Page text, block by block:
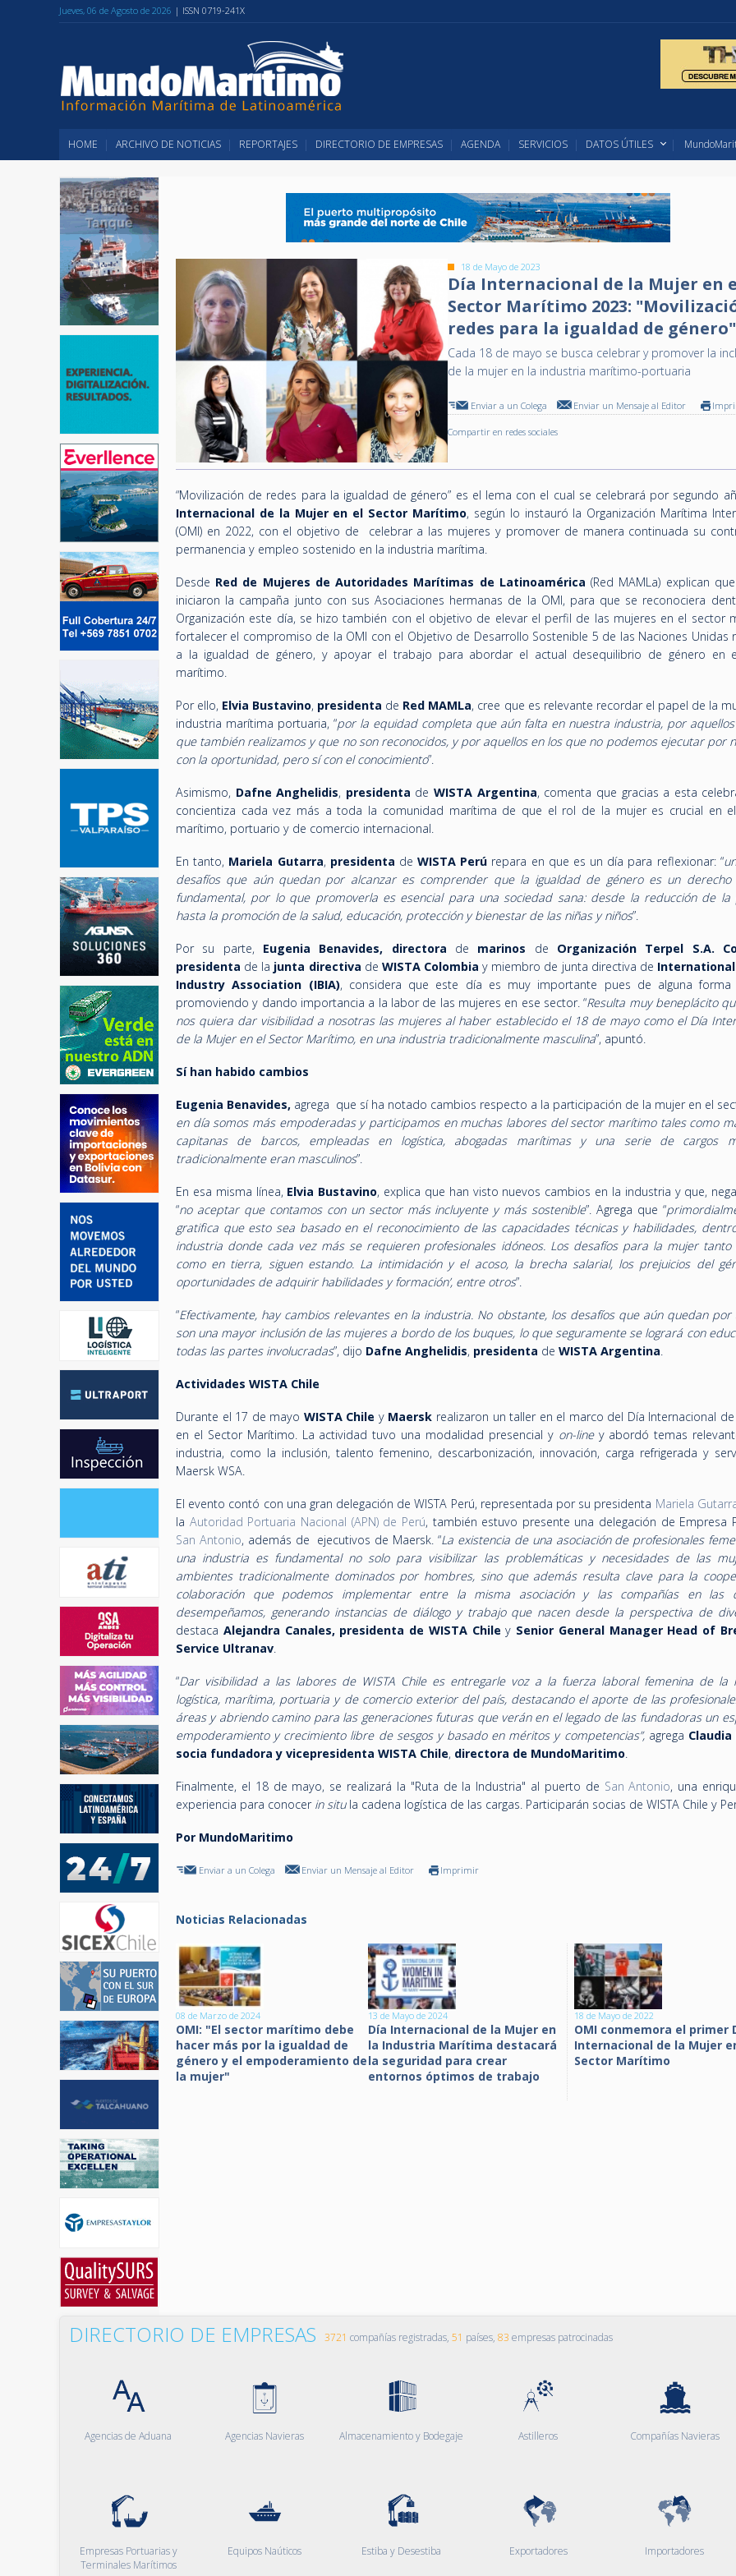
Jueves, 06 de Agosto de 2026 | ISSN 0719-241X
HOME ARCHIVO DE NOTICIAS REPORTAJES DIRECTORIO DE EMPRESAS AGENDA SERVICIOS DATOS ÚTILES
18 de Mayo de 2023
Día Internacional de la Mujer en
Sector Marítimo 2023:
redes para la igualdad de género"
Cada 18 de mayo se busca celebrar y promover la
de la mujer en la industria marítimo-portuaria
Enviar a un Colega Enviar un Mensaje al Editor
Compartir en redes sociales
“Movilización de redes para la igualdad de género” es el lema con el cual se celebrará por segundo
Internacional de la Mujer en el Sector Marítimo, según lo instauró la Organización Marítima
(OMI) en 2022, con el objetivo de celebrar a las mujeres y promover de manera continuada su
permanencia y empleo sostenido en la industria marítima.
Desde Red de Mujeres de Autoridades Marítimas de Latinoamérica (Red MAMLa) explican
iniciaron la campaña junto con sus Asociaciones hermanas de la OMI, para que se reconociera
Organización este día, se hizo también con el objetivo de elevar el perfil de las mujeres en el sector
fortalecer el compromiso de la OMI con el Objetivo de Desarrollo Sostenible 5 de las Naciones Unidas
a la igualdad de género, y apoyar el trabajo para abordar el actual desequilibrio de género en
marítimo.
Por ello, Elvia Bustavino, presidenta de Red MAMLa, cree que es relevante recordar el papel de la
industria marítima portuaria, “por la equidad completa que aún falta en nuestra industria, por
que también realizamos y que no son reconocidos, y por aquellos en los que no podemos ejecutar por
con la oportunidad, pero sí con el conocimiento”.
Asimismo, Dafne Anghelidis, presidenta deWISTA Argentina, comenta que gracias a esta
concientiza cada vez más a toda la comunidad marítima de que el rol de la mujer es crucial en
marítimo, portuario y de comercio internacional.
En tanto, Mariela Gutarra, presidenta de WISTA Perú repara en que es un día para reflexionar: “
desafíos que aún quedan por alcanzar es comprender que la igualdad de género es un derecho
fundamental, por lo que promoverla es esencial para una sociedad sana: desde la reducción de la
hasta la promoción de la salud, educación, protección y bienestar de las niñas y niños”.
Por su parte, Eugenia Benavides, directora de marinos de Organización Terpel S.A.
presidenta de la junta directiva de WISTA Colombia y miembro de junta directiva de
Industry Association (IBIA), considera que este día es muy importante pues de alguna
promoviendo y dando importancia a la labor de las mujeres en ese sector. “Resulta muy beneplácito
nos quiera dar visibilidad a nosotras las mujeres al haber establecido el 18 de mayo como el Día
de la Mujer en el Sector Marítimo, en una industria tradicionalmente masculina”, apuntó.
Sí han habido cambios
Eugenia Benavides, agrega que sí ha notado cambios respecto a la participación de la mujer en el
en día somos más empoderadas y participamos en muchas labores del sector marítimo tales como
capitanas de barcos, empleadas en logística, abogadas marítimas y una serie de cargos
tradicionalmente eran masculinos”.
En esa misma línea, Elvia Bustavino, explica que han visto nuevos cambios en la industria y que,
“no aceptar que contamos con un sector más incluyente y más sostenible”. Agrega que “
gratifica que esto sea basado en el reconocimiento de las capacidades técnicas y habilidades,
industria donde cada vez más se requieren profesionales idóneos. Los desafíos para la mujer
como en tierra, siguen estando. La intimidación y el acoso, la brecha salarial, los prejuicios del
oportunidades de adquirir habilidades y formación’, entre otros”.
“Efectivamente, hay cambios relevantes en la industria. No obstante, los desafíos que aún quedan por
son una mayor inclusión de las mujeres a bordo de los buques, lo que seguramente se logrará con
todas las partes involucradas”, dijo Dafne Anghelidis, presidenta de WISTA Argentina.
Actividades WISTA Chile
Durante el 17 de mayo WISTA Chile y Maersk realizaron un taller en el marco del Día Internacional
en el Sector Marítimo. La actividad tuvo una modalidad presencial y on-liney abordó temas
industria, como la inclusión, talento femenino, descarbonización, innovación, carga refrigerada y
Maersk WSA.
El evento contó con una gran delegación deWISTA Perú, representada por su presidenta Mariela
la Autoridad Portuaria Nacional (APN) de Perú, también estuvo presente una delegación de Empresa
San Antonio, además de ejecutivos de Maersk. “La existencia de una asociación de profesionales
una industria es fundamental no solo para visibilizar las problemáticas y necesidades de las
ambientes tradicionalmente dominados por hombres, sino que además resulta clave para la
colaboración que podemos implementar entre la misma asociación y las compañías en las
desempeñamos, generando instancias de diálogo y trabajo que nacen desde la perspectiva de
destaca Alejandra Canales, presidenta de WISTA Chile y Senior General Manager Head of
Service Ultranav.
“Dar visibilidad a las labores de WISTA Chile es entregarle voz a la fuerza laboral femenina de la
logística, marítima, portuaria y de comercio exterior del país, destacando el aporte de las
áreas y abriendo camino para las generaciones futuras que verán en el legado de las fundadoras un
empoderamiento y crecimiento libre de sesgos y basado en méritos y competencias”, agrega
socia fundadora y vicepresidenta WISTA Chile, directora de MundoMaritimo.
Finalmente, el 18 de mayo, se realizará la "Ruta de la Industria" al puerto de San Antonio, una
experiencia para conocer in situla cadena logística de las cargas. Participarán socias de WISTA Chile y
Por MundoMaritimo
Enviar a un Colega Enviar un Mensaje al Editor Imprimir
Noticias Relacionadas
08 de Marzo de 2024
OMI: "El sector marítimo debe
hacer más por la igualdad de
género y el empoderamiento de
la mujer"
13 de Mayo de 2024
Día Internacional de la Mujer en
la Industria Marítima destacará
la seguridad para crear
entornos óptimos de trabajo
18 de Mayo de 2022
OMI conmemora el primer
Internacional de la Mujer
Sector Marítimo
DIRECTORIO DE EMPRESAS 3721 compañías registradas, 51 países, 83 empresas patrocinadas
Agencias de Aduana Agencias Navieras Almacenamiento y Bodegaje Astilleros Compañías Navieras
Empresas Portuarias y
Terminales Marítimos
Equipos Naúticos Estiba y Desestiba Exportadores Importadores